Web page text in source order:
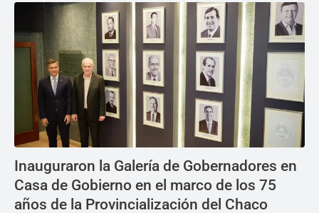
Inauguraron la Galería de Gobernadores en
Casa de Gobierno en el marco de los 75
años de la Provincialización del Chaco